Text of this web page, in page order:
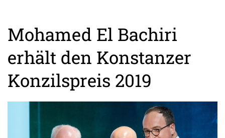
Mohamed El Bachiri
erhält den Konstanzer
Konzilspreis 2019